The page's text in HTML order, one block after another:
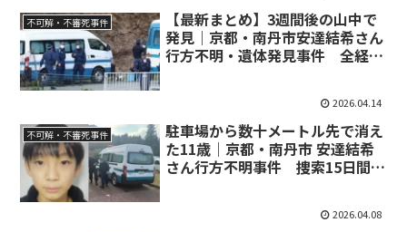
不可解・不審死事件
【最新まとめ】3週間後の山中で
発見｜京都・南丹市安達結希さん
行方不明・遺体発見事件 全経緯
2026.04.14
不可解・不審死事件
駐車場から数十メートル先で消え
た11歳｜京都・南丹市 安達結希
さん行方不明事件 捜索15日間の
2026.04.08